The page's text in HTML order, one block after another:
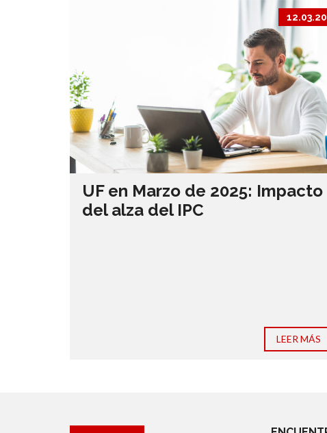
UF en Marzo de 2025: Impacto
del alza del IPC
LEER MÁS